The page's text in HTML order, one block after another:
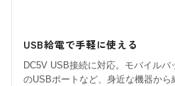
USB給電で手軽に使える
DC5V USB接続に対応。モバイル
のUSBポートなど、身近な機器か